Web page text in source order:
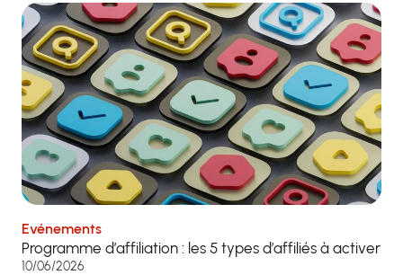
Evénements
Programme d’affiliation : les 5 types d’affiliés à activer
10/06/2026